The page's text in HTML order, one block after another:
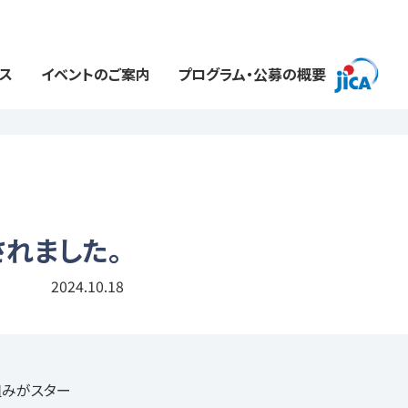
イベントのご案内 プログラム・公募の概要
ました。
2024.10.18
がスター